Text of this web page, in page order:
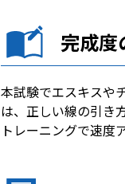
完成度
本試験でエスキスや
は、正しい線の引き
トレーニングで速度